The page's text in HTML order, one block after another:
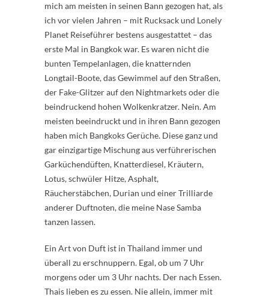
mich am meisten in seinen Bann gezogen hat, als
ich vor vielen Jahren – mit Rucksack und Lonely
Planet Reiseführer bestens ausgestattet – das
erste Mal in Bangkok war. Es waren nicht die
bunten Tempelanlagen, die knatternden
Longtail-Boote, das Gewimmel auf den Straßen,
der Fake-Glitzer auf den Nightmarkets oder die
beindruckend hohen Wolkenkratzer. Nein. Am
meisten beeindruckt und in ihren Bann gezogen
haben mich Bangkoks Gerüche. Diese ganz und
gar einzigartige Mischung aus verführerischen
Garküchendüften, Knatterdiesel, Kräutern,
Lotus, schwüler Hitze, Asphalt,
Räucherstäbchen, Durian und einer Trilliarde
anderer Duftnoten, die meine Nase Samba
tanzen lassen.
Ein Art von Duft ist in Thailand immer und
überall zu erschnuppern. Egal, ob um 7 Uhr
morgens oder um 3 Uhr nachts. Der nach Essen.
Thais lieben es zu essen. Nie allein, immer mit